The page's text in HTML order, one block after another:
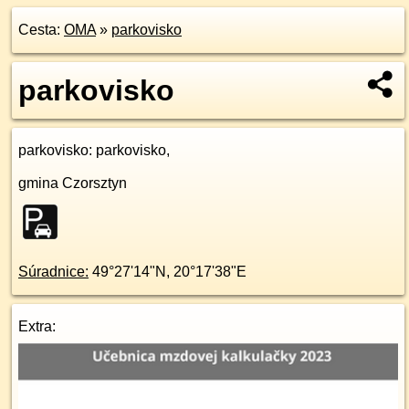
Cesta: OMA» parkovisko
parkovisko
parkovisko: parkovisko,
gmina Czorsztyn
Súradnice: 49°27'14"N , 20°17'38"E
Extra: